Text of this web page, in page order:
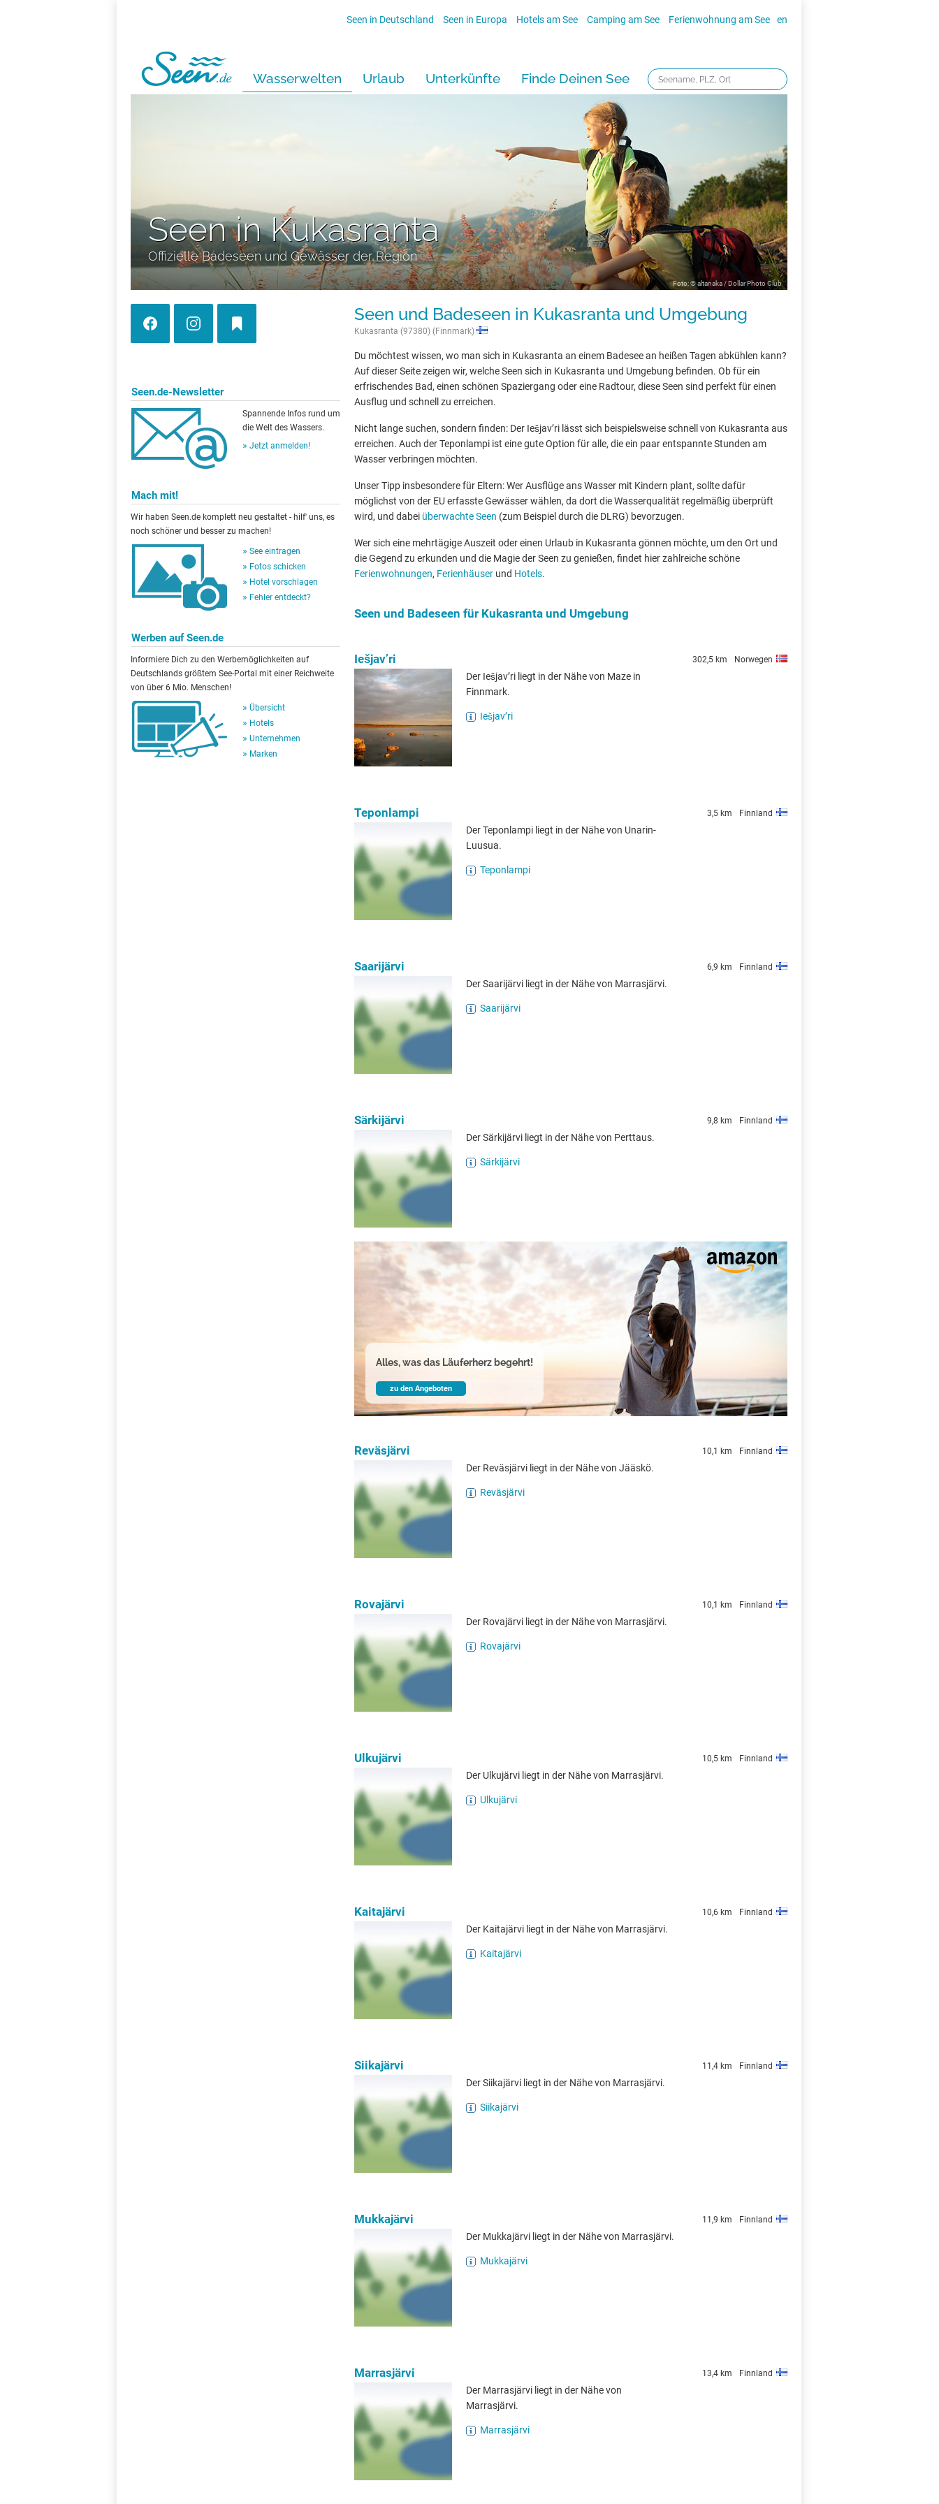
Seen in Deutschland Seen in Europa Hotels am See Camping am See Ferienwohnung am See en
Wasserwelten Urlaub Unterkünfte Finde Deinen See
Seen in Kukasranta
Offizielle Badeseen und Gewässer der Region
Foto: © altanaka / Dollar Photo Club
Seen.de-Newsletter
Spannende Infos rund um
die Welt des Wassers.
Jetzt anmelden!
Mach mit!
Wir haben Seen.de komplett neu gestaltet - hilf' uns, es
noch schöner und besser zu machen!
See eintragen
Fotos schicken
Hotel vorschlagen
Fehler entdeckt?
Werben auf Seen.de
Informiere Dich zu den Werbemöglichkeiten auf
Deutschlands größtem See-Portal mit einer Reichweite
von über 6 Mio. Menschen!
Übersicht
Hotels
Unternehmen
Marken
Seen und Badeseen in Kukasranta und Umgebung
Kukasranta (97380) (Finnmark)
Du möchtest wissen, wo man sich in Kukasranta an einem Badesee an heißen Tagen abkühlen kann?
Auf dieser Seite zeigen wir, welche Seen sich in Kukasranta und Umgebung befinden. Ob für ein
erfrischendes Bad, einen schönen Spaziergang oder eine Radtour, diese Seen sind perfekt für einen
Ausflug und schnell zu erreichen.
Nicht lange suchen, sondern finden: Der Iešjav’ri lässt sich beispielsweise schnell von Kukasranta aus
erreichen. Auch der Teponlampi ist eine gute Option für alle, die ein paar entspannte Stunden am
Wasser verbringen möchten.
Unser Tipp insbesondere für Eltern: Wer Ausflüge ans Wasser mit Kindern plant, sollte dafür
möglichst von der EU erfasste Gewässer wählen, da dort die Wasserqualität regelmäßig überprüft
wird, und dabei überwachte Seen (zum Beispiel durch die DLRG) bevorzugen.
Wer sich eine mehrtägige Auszeit oder einen Urlaub in Kukasranta gönnen möchte, um den Ort und
die Gegend zu erkunden und die Magie der Seen zu genießen, findet hier zahlreiche schöne
Ferienwohnungen, Ferienhäuser und Hotels.
Seen und Badeseen für Kukasranta und Umgebung
Iešjav’ri 302,5 km Norwegen
Der Iešjav’ri liegt in der Nähe von Maze in
Finnmark.
Iešjav’ri
Teponlampi 3,5 km Finnland
Der Teponlampi liegt in der Nähe von Unarin-
Luusua.
Teponlampi
Saarijärvi 6,9 km Finnland
Der Saarijärvi liegt in der Nähe von Marrasjärvi.
Saarijärvi
Särkijärvi 9,8 km Finnland
Der Särkijärvi liegt in der Nähe von Perttaus.
Särkijärvi
Alles, was das Läuferherz begehrt!
zu den Angeboten
Reväsjärvi 10,1 km Finnland
Der Reväsjärvi liegt in der Nähe von Jääskö.
Reväsjärvi
Rovajärvi 10,1 km Finnland
Der Rovajärvi liegt in der Nähe von Marrasjärvi.
Rovajärvi
Ulkujärvi 10,5 km Finnland
Der Ulkujärvi liegt in der Nähe von Marrasjärvi.
Ulkujärvi
Kaitajärvi 10,6 km Finnland
Der Kaitajärvi liegt in der Nähe von Marrasjärvi.
Kaitajärvi
Siikajärvi 11,4 km Finnland
Der Siikajärvi liegt in der Nähe von Marrasjärvi.
Siikajärvi
Mukkajärvi 11,9 km Finnland
Der Mukkajärvi liegt in der Nähe von Marrasjärvi.
Mukkajärvi
Marrasjärvi 13,4 km Finnland
Der Marrasjärvi liegt in der Nähe von
Marrasjärvi.
Marrasjärvi